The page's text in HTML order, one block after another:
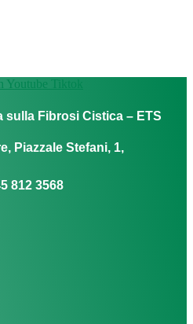
Youtube Tiktok
sulla Fibrosi Cistica – ETS
Piazzale Stefani, 1,
812 3568